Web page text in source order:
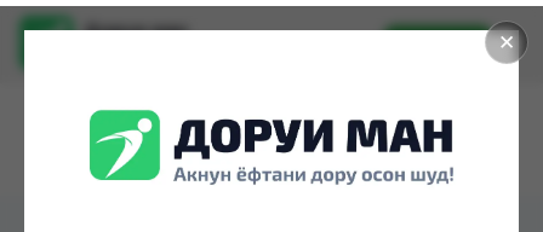
✕
Доруи ман
Установить